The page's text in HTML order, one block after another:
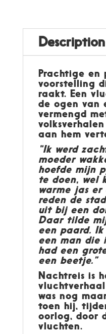
Description
Prachtige en
voorstelling
raakt. Een
de ogen van
vermengd
aan hem
“Ik werd
moeder
hoefde mijn
te doen, wel
warme jas er
reden de
uit bij een
Daar tilde
een paard.
een man die
had een
een beetje.”
Nachtreis is
was nog
toen hij,
oorlog, door
vluchten.